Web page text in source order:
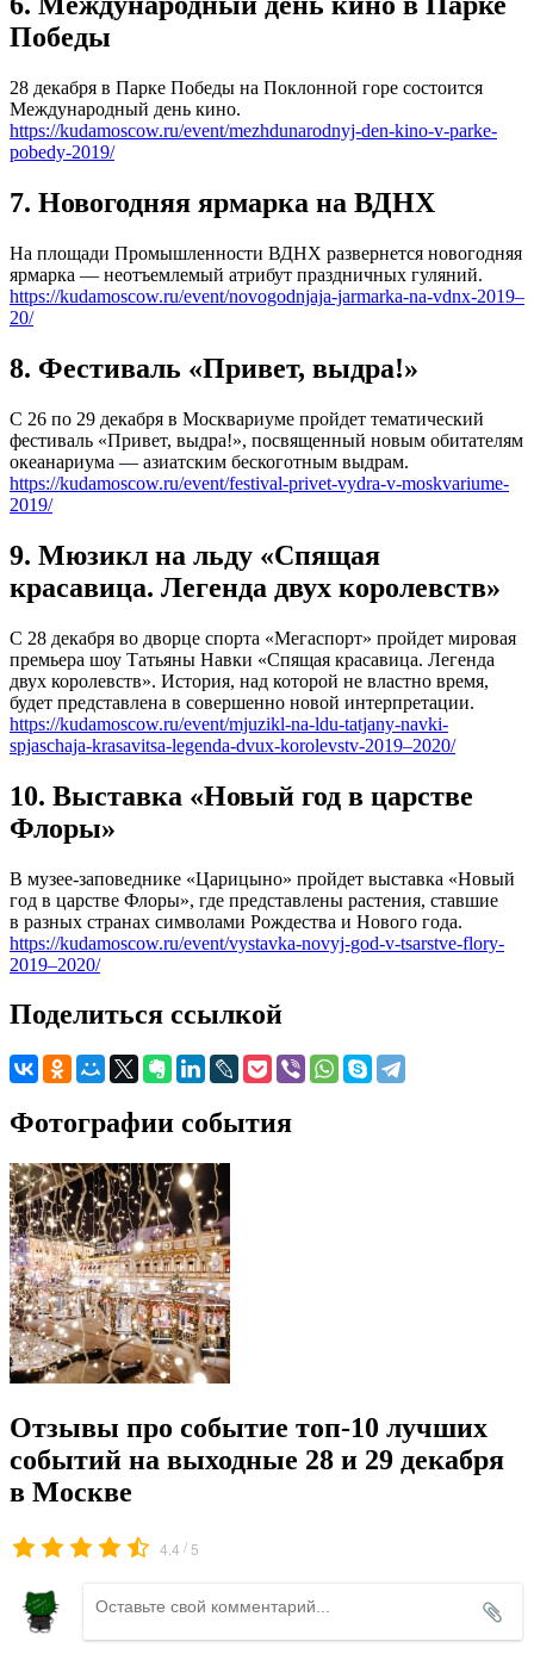
Победы
28 декабря в Парке Победы на Поклонной горе состоится
Международный день кино.
https://kudamoscow.ru/event/mezhdunarodnyj-den-kino-v-parke-
pobedy-2019/
7. Новогодняя ярмарка на ВДНХ
На площади Промышленности ВДНХ развернется новогодняя
ярмарка — неотъемлемый атрибут праздничных гуляний.
https://kudamoscow.ru/event/novogodnjaja-jarmarka-na-vdnx-2019–
20/
8. Фестиваль «Привет, выдра!»
С 26 по 29 декабря в Москвариуме пройдет тематический
фестиваль «Привет, выдра!», посвященный новым обитателям
океанариума — азиатским бескоготным выдрам.
https://kudamoscow.ru/event/festival-privet-vydra-v-moskvariume-
2019/
9. Мюзикл на льду «Спящая
красавица. Легенда двух королевств»
C 28 декабря во дворце спорта «Мегаспорт» пройдет мировая
премьера шоу Татьяны Навки «Спящая красавица. Легенда
двух королевств». История, над которой не властно время,
будет представлена в совершенно новой интерпретации.
https://kudamoscow.ru/event/mjuzikl-na-ldu-tatjany-navki-
spjaschaja-krasavitsa-legenda-dvux-korolevstv-2019–2020/
10. Выставка «Новый год в царстве
Флоры»
В музее-заповеднике «Царицыно» пройдет выставка «Новый
год в царстве Флоры», где представлены растения, ставшие
в разных странах символами Рождества и Нового года.
https://kudamoscow.ru/event/vystavka-novyj-god-v-tsarstve-flory-
2019–2020/
Поделиться ссылкой
Фотографии события
Отзывы про событие топ-10 лучших
событий на выходные 28 и 29 декабря
в Москве
4.4 / 5